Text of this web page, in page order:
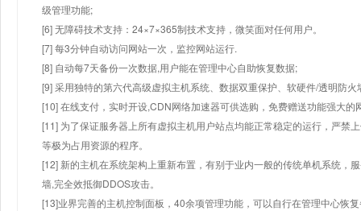
级管理功能;
[6] 无障碍技术支持：24×7×365制技术支持，微笑面对任何用户。
[7] 每3分钟自动访问网站一次，监控网站运行.
[8] 自动每7天备份一次数据,用户能在管理中心自助恢复数据;
[9] 采用独特的第六代高级虚拟主机系统、数据双重保护、软硬件/透明防火
[10] 在线支付，实时开设,CDN网络加速器可供选购，免费赠送功能强大
[11] 为了保证服务器上所有虚拟主机用户站点均能正常稳定的运行，严禁
等极为占用资源的程序。
[12] 新的主机在系统架构上重新布置，有别于业内一般的传统单机系统，
墙,完全效抵御DDOS攻击。
[13]业界完善的主机控制面板，40余项管理功能，可以自行在管理中心恢